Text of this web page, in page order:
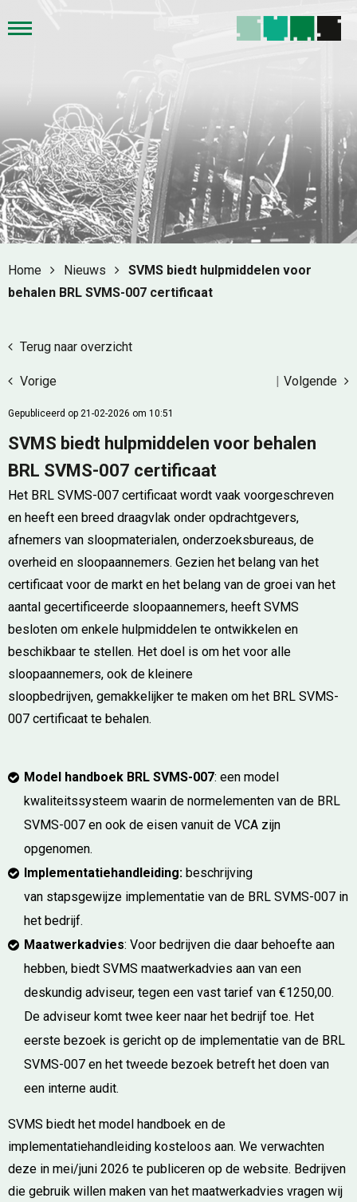
Home Nieuws
SVMS biedt hulpmiddelen voor
behalen BRL SVMS-007 certificaat
Terug naar overzicht
Volgende
|
Vorige
Gepubliceerd op 21-02-2026 om 10:51
SVMS biedt hulpmiddelen voor behalen
BRL SVMS-007 certificaat
Het BRL SVMS-007 certificaat wordt vaak voorgeschreven
en heeft een breed draagvlak onder opdrachtgevers,
afnemers van sloopmaterialen, onderzoeksbureaus, de
overheid en sloopaannemers. Gezien het belang van het
certificaat voor de markt en het belang van de groei van het
aantal gecertificeerde sloopaannemers, heeft SVMS
besloten om enkele hulpmiddelen te ontwikkelen en
beschikbaar te stellen. Het doel is om het voor alle
sloopaannemers, ook de kleinere
sloopbedrijven, gemakkelijker te maken om het BRL SVMS-
007 certificaat te behalen.
Model handboek BRL SVMS-007: een model
kwaliteitssysteem waarin de normelementen van de BRL
SVMS-007 en ook de eisen vanuit de VCA zijn
opgenomen.
Implementatiehandleiding: beschrijving
van stapsgewijze implementatie van de BRL SVMS-007 in
het bedrijf.
Maatwerkadvies: Voor bedrijven die daar behoefte aan
hebben, biedt SVMS maatwerkadvies aan van een
deskundig adviseur, tegen een vast tarief van €1250,00.
De adviseur komt twee keer naar het bedrijf toe. Het
eerste bezoek is gericht op de implementatie van de BRL
SVMS-007 en het tweede bezoek betreft het doen van
een interne audit.
SVMS biedt het model handboek en de
implementatiehandleiding kosteloos aan. We verwachten
deze in mei/juni 2026 te publiceren op de website. Bedrijven
die gebruik willen maken van het maatwerkadvies vragen wij